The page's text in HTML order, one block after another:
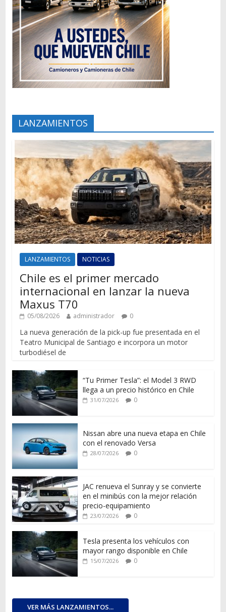
LANZAMIENTOS
LANZAMIENTOS NOTICIAS
Chile es el primer mercado
internacional en lanzar la nueva
Maxus T70
05/08/2026 administrador 0
La nueva generación de la pick-up fue presentada en el
Teatro Municipal de Santiago e incorpora un motor
turbodiésel de
“Tu Primer Tesla”: el Model 3 RWD
llega a un precio histórico en Chile
31/07/2026 0
Nissan abre una nueva etapa en Chile
con el renovado Versa
28/07/2026 0
JAC renueva el Sunray y se convierte
en el minibús con la mejor relación
precio-equipamiento
23/07/2026 0
Tesla presenta los vehículos con
mayor rango disponible en Chile
15/07/2026 0
VER MÁS LANZAMIENTOS...